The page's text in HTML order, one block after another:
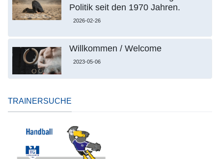
Politik seit den 1970 Jahren.
2026-02-26
Willkommen / Welcome
2023-05-06
TRAINERSUCHE